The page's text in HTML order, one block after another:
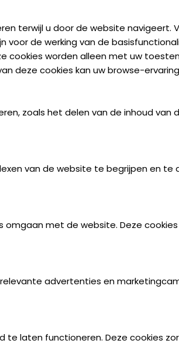
terwijl u door de website navigeert.
de werking van de
cookies worden alleen met uw
deze cookies kan uw browse-
zoals het delen van de inhoud
van de website te begrijpen en
met de website. Deze
advertenties en
te laten functioneren. Deze cookies